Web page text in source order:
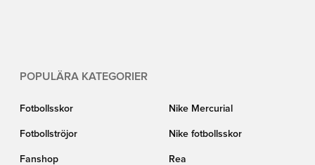
POPULÄRA KATEGORIER
Fotbollsskor Nike Mercurial
Fotbollströjor Nike fotbollsskor
Fanshop Rea